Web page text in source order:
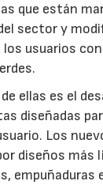
que están
sector y
los usuarios
ellas es el
diseñadas
Los
diseños más
empuñaduras